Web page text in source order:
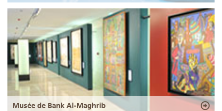
Musée de Bank Al-Maghrib